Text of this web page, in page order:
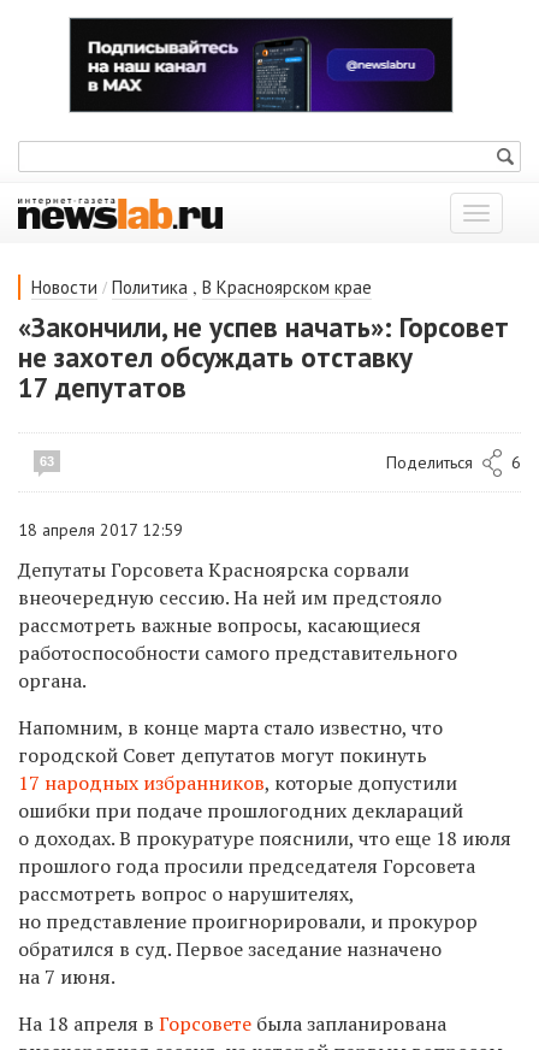
Показать
меню
Новости / Политика , В Красноярском крае
«Закончили, не успев начать»: Горсовет
не захотел обсуждать отставку
17 депутатов
63 Поделиться 6
18 апреля 2017 12:59
Депутаты Горсовета Красноярска сорвали
внеочередную сессию. На ней им предстояло
рассмотреть важные вопросы, касающиеся
работоспособности самого представительного
органа.
Напомним, в конце марта стало известно, что
городской Совет депутатов могут покинуть
17 народных избранников, которые допустили
ошибки при подаче прошлогодних деклараций
о доходах. В прокуратуре пояснили, что еще 18 июля
прошлого года просили председателя Горсовета
рассмотреть вопрос о нарушителях,
но представление проигнорировали, и прокурор
обратился в суд. Первое заседание назначено
на 7 июня.
На 18 апреля в Горсовете была запланирована